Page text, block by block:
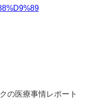
の医療事情レポート